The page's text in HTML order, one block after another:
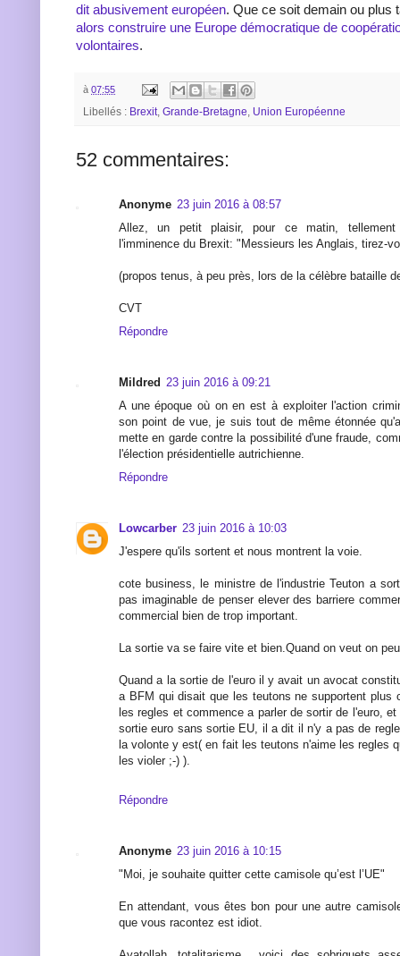
dit abusivement européen. Que ce soit demain ou plus
alors construire une Europe démocratique de
volontaires.
à 07:55
Libellés : Brexit, Grande-Bretagne, Union Européenne
52 commentaires:
Anonyme 23 juin 2016 à 08:57
Allez, un petit plaisir, pour ce matin,
l'imminence du Brexit: "Messieurs les Anglais, tirez-
(propos tenus, à peu près, lors de la célèbre bataille
CVT
Répondre
Mildred 23 juin 2016 à 09:21
A une époque où on en est à exploiter l'action
son point de vue, je suis tout de même étonnée
mette en garde contre la possibilité d'une fraude,
l'élection présidentielle autrichienne.
Répondre
Lowcarber 23 juin 2016 à 10:03
J'espere qu'ils sortent et nous montrent la voie.
cote business, le ministre de l'industrie Teuton a
pas imaginable de penser elever des barriere
commercial bien de trop important.
La sortie va se faire vite et bien.Quand on veut on
Quand a la sortie de l'euro il y avait un avocat
a BFM qui disait que les teutons ne supportent plus
les regles et commence a parler de sortir de l'euro,
sortie euro sans sortie EU, il a dit il n'y a pas de
la volonte y est( en fait les teutons n'aime les regles
les violer ;-) ).
Répondre
Anonyme 23 juin 2016 à 10:15
"Moi, je souhaite quitter cette camisole qu’est l’UE"
En attendant, vous êtes bon pour une autre
que vous racontez est idiot.